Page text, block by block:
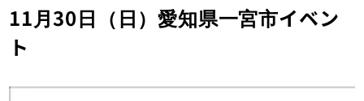
11月30日（日）愛知県一宮市イベン
ト